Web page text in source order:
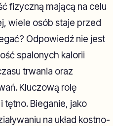
fizyczną mającą na celu
wiele osób staje przed
Odpowiedź nie jest
spalonych kalorii
trwania oraz
Kluczową rolę
Bieganie, jako
na układ kostno-